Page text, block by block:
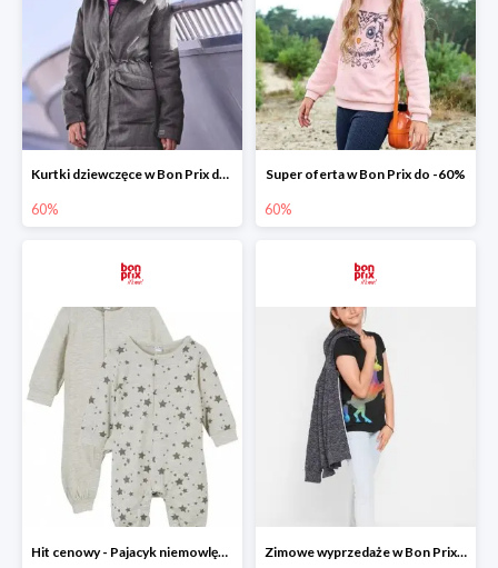
Kurtki dziewczęce w Bon Prix do -60%
60%
Super oferta w Bon Prix do -60%
60%
Hit cenowy - Pajacyk niemowlęcy 2 sztuki Zimowe wyprzedaże w Bon Prix do -50%